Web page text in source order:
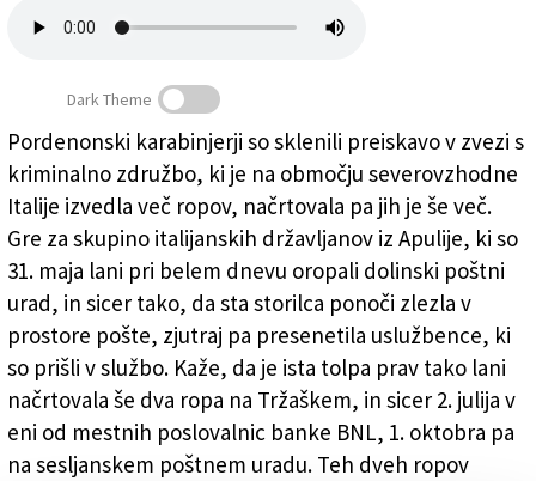
Prijeli tolpo, ki je oropala dolinski poštni urad
Dark Theme
Pordenonski karabinjerji so sklenili preiskavo v zvezi s
kriminalno združbo, ki je na območju severovzhodne
Italije izvedla več ropov, načrtovala pa jih je še več.
Gre za skupino italijanskih državljanov iz Apulije, ki so
31. maja lani pri belem dnevu oropali dolinski poštni
urad, in sicer tako, da sta storilca ponoči zlezla v
prostore pošte, zjutraj pa presenetila uslužbence, ki
so prišli v službo. Kaže, da je ista tolpa prav tako lani
načrtovala še dva ropa na Tržaškem, in sicer 2. julija v
eni od mestnih poslovalnic banke BNL, 1. oktobra pa
na sesljanskem poštnem uradu. Teh dveh ropov